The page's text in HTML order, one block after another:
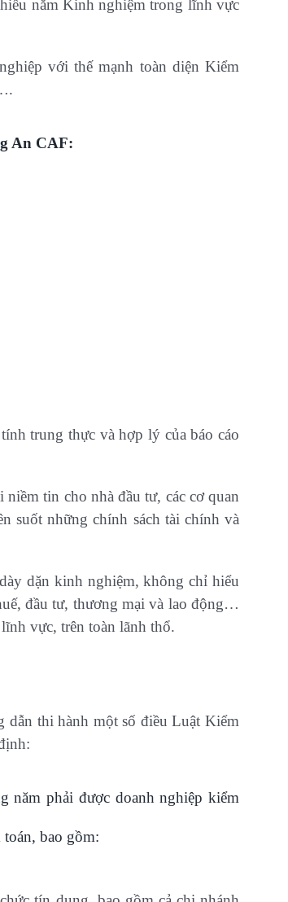
năm Kinh nghiệm trong lĩnh vực
với thế mạnh toàn diện Kiểm
An CAF:
trung thực và hợp lý của báo cáo
tin cho nhà đầu tư, các cơ quan
suốt những chính sách tài chính và
dặn kinh nghiệm, không chỉ hiểu
đầu tư, thương mại và lao động…
vực, trên toàn lãnh thổ.
thi hành một số điều Luật Kiểm
năm phải được doanh nghiệp kiểm
bao gồm: